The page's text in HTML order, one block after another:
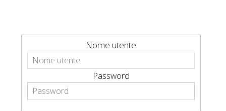
Nome utente
Password